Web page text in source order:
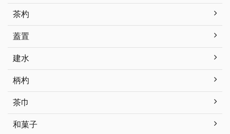
茶杓
蓋置
建水
柄杓
茶巾
和菓子